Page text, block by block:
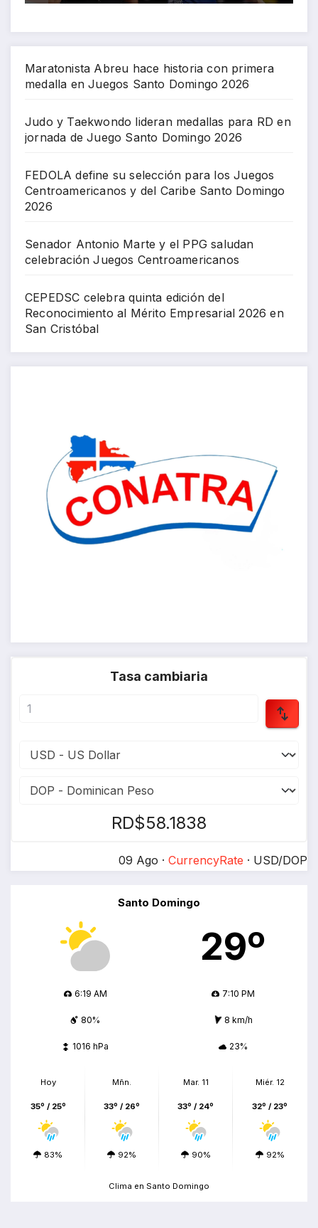
Maratonista Abreu hace historia con primera
medalla en Juegos Santo Domingo 2026
Judo y Taekwondo lideran medallas para RD en
jornada de Juego Santo Domingo 2026
FEDOLA define su selección para los Juegos
Centroamericanos y del Caribe Santo Domingo
2026
Senador Antonio Marte y el PPG saludan
celebración Juegos Centroamericanos
CEPEDSC celebra quinta edición del
Reconocimiento al Mérito Empresarial 2026 en
San Cristóbal
Tasa cambiaria
RD$58.1838
09 Ago · CurrencyRate · USD/DOP
Santo Domingo
29º
6:19 AM 7:10 PM
80% 8 km/h
1016 hPa 23%
Hoy
35º / 25º
83%
Mñn.
33º / 26º
92%
Mar. 11
33º / 24º
90%
Miér. 12
32º / 23º
92%
Clima en Santo Domingo